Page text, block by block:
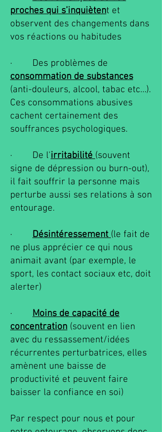
proches qui s’inquiètent et
observent des changements dans
vos réactions ou habitudes
· Des problèmes de
consommation de substances
(anti-douleurs, alcool, tabac etc…).
Ces consommations abusives
cachent certainement des
souffrances psychologiques.
· De l'irritabilité(souvent
signe de dépression ou burn-out),
il fait souffrir la personne mais
perturbe aussi ses relations à son
entourage.
· Désintéressement(le fait de
ne plus apprécier ce qui nous
animait avant (par exemple, le
sport, les contact sociaux etc, doit
alerter)
· Moins de capacité de
concentration (souvent en lien
avec du ressassement/idées
récurrentes perturbatrices, elles
amènent une baisse de
productivité et peuvent faire
baisser la confiance en soi)
Par respect pour nous et pour